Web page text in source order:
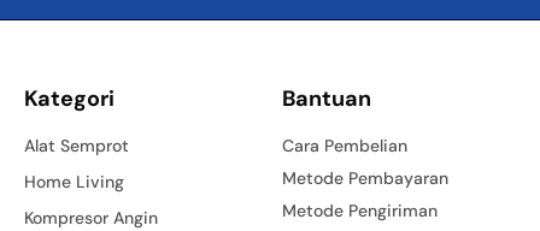
Kategori
Alat Semprot
Home Living
Kompresor Angin
Bantuan
Cara Pembelian
Metode Pembayaran
Metode Pengiriman